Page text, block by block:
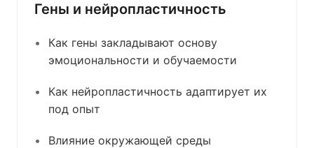
Гены и нейропластичность
Как гены закладывают основу
эмоциональности и обучаемости
Как нейропластичность адаптирует их
под опыт
Влияние окружающей среды